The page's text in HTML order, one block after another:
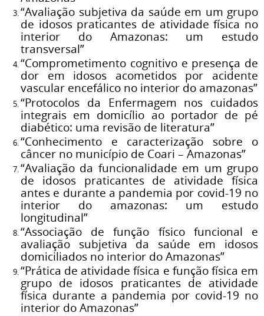
“Avaliação subjetiva da saúde em um grupo
de idosos praticantes de atividade física no
interior do Amazonas: um estudo
transversal”
“Comprometimento cognitivo e presença de
dor em idosos acometidos por acidente
vascular encefálico no interior do amazonas”
“Protocolos da Enfermagem nos cuidados
integrais em domicílio ao portador de pé
diabético: uma revisão de literatura”
“Conhecimento e caracterização sobre o
câncer no município de Coari – Amazonas”
“Avaliação da funcionalidade em um grupo
de idosos praticantes de atividade física
antes e durante a pandemia por covid-19 no
interior do amazonas: um estudo
longitudinal”
“Associação de função físico funcional e
avaliação subjetiva da saúde em idosos
domiciliados no interior do Amazonas”
“Prática de atividade física e função física em
grupo de idosos praticantes de atividade
física durante a pandemia por covid-19 no
interior do Amazonas”